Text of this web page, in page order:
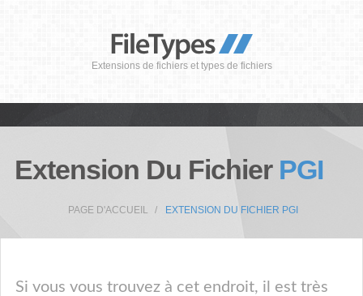
Extensions de fichiers et types de fichiers
Extension Du Fichier PGI
PAGE D'ACCUEIL EXTENSION DU FICHIER PGI
Si vous vous trouvez à cet endroit, il est très